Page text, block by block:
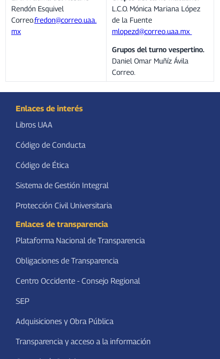
Rendón Esquivel
Correo.fredon@correo.uaa.
mx
L.C.O. Mónica Mariana López
de la Fuente
mlopezd@correo.uaa.mx
Grupos del turno vespertino.
Daniel Omar Muñíz Ávila
Correo.
Enlaces de interés
Libros UAA
Código de Conducta
Código de Ética
Sistema de Gestión Integral
Protección Civil Universitaria
Enlaces de transparencia
Plataforma Nacional de Transparencia
Obligaciones de Transparencia
Centro Occidente - Consejo Regional
SEP
Adquisiciones y Obra Pública
Transparencia y acceso a la información